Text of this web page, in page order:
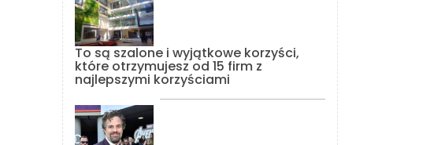
To są szalone i wyjątkowe korzyści,
które otrzymujesz od 15 firm z
najlepszymi korzyściami